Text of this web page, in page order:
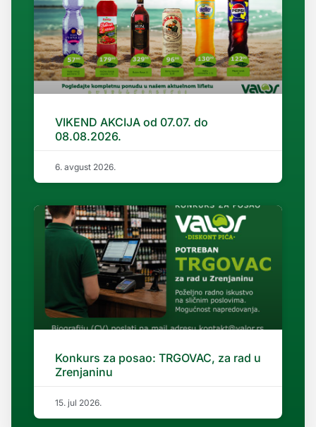
VIKEND AKCIJA od 07.07. do
08.08.2026.
6. avgust 2026.
Konkurs za posao: TRGOVAC, za rad u
Zrenjaninu
15. jul 2026.